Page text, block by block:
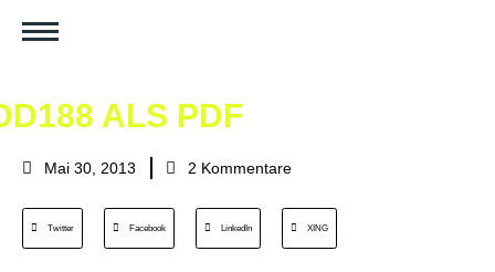
ALS PDF
Mai 30, 2013 2 Kommentare
Twitter Facebook LinkedIn XING